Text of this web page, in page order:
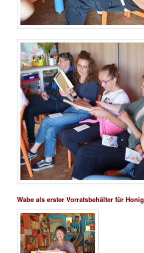
Wabe als erster Vorratsbehälter für Honig